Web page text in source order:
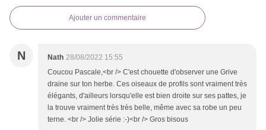
Ajouter un commentaire
N Nath 28/08/2022 15:55
Coucou Pascale,<br /> C'est chouette d'observer une Grive
draine sur ton herbe. Ces oiseaux de profils sont vraiment très
élégants, d'ailleurs lorsqu'elle est bien droite sur ses pattes, je
la trouve vraiment très très belle, même avec sa robe un peu
terne. <br /> Jolie série :-)<br /> Gros bisous